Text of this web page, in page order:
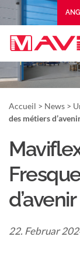
Accueil > News >
des métiers
d’avenir
22. Februar